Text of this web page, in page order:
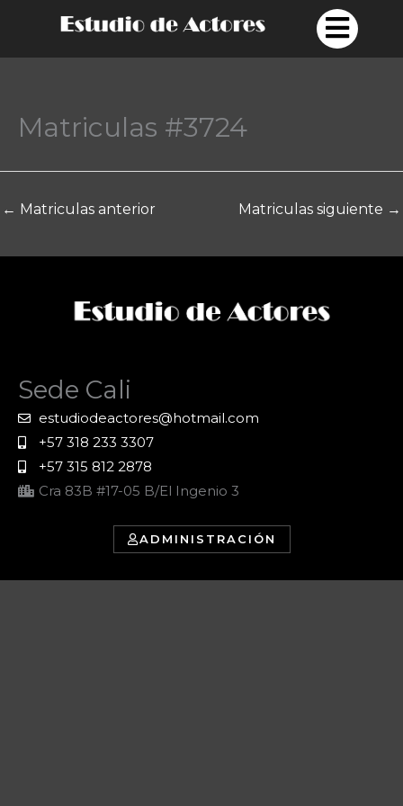
contenido
Matriculas #3724
← Matriculas anterior Matriculas siguiente →
Sede Cali
estudiodeactores@hotmail.com
+57 318 233 3307
+57 315 812 2878
Cra 83B #17-05 B/El Ingenio 3
ADMINISTRACIÓN